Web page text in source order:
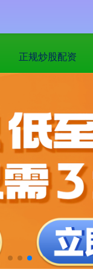
正规炒股配资